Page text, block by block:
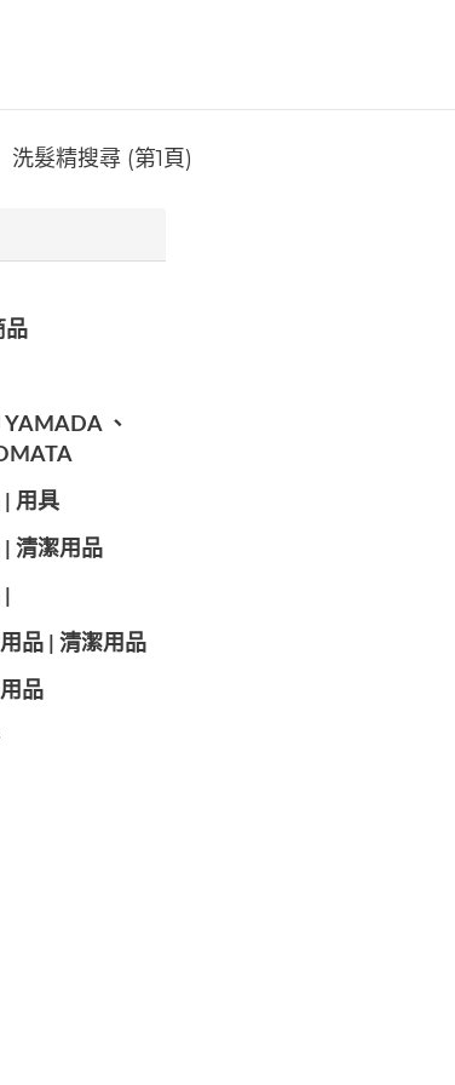
洗髮精搜尋 (第1頁)
品
YAMADA 、
| 用具
| 清潔用品
品 | 清潔用品
品